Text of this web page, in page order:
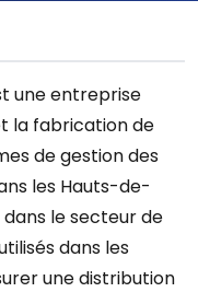
une entreprise
la fabrication de
de gestion des
les Hauts-de-
le secteur de
dans les
une distribution